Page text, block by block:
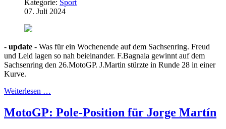
Kategorie: Sport
07. Juli 2024
- update - Was für ein Wochenende auf dem Sachsenring. Freud
und Leid lagen so nah beieinander. F.Bagnaia gewinnt auf dem
Sachsenring den 26.MotoGP. J.Martin stürzte in Runde 28 in einer
Kurve.
Weiterlesen …
MotoGP: Pole-Position für Jorge Martín